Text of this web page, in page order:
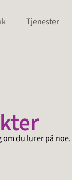
Tjenester
du lurer på noe.